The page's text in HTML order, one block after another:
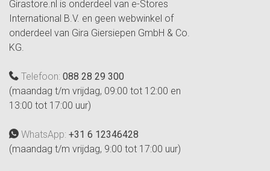
Girastore.nl is onderdeel van e-Stores
International B.V. en geen webwinkel of
onderdeel van Gira Giersiepen GmbH & Co.
KG.
Telefoon: 088 28 29 300
(maandag t/m vrijdag, 09:00 tot 12:00 en
13:00 tot 17:00 uur)
WhatsApp: +31 6 12346428
(maandag t/m vrijdag, 9:00 tot 17:00 uur)